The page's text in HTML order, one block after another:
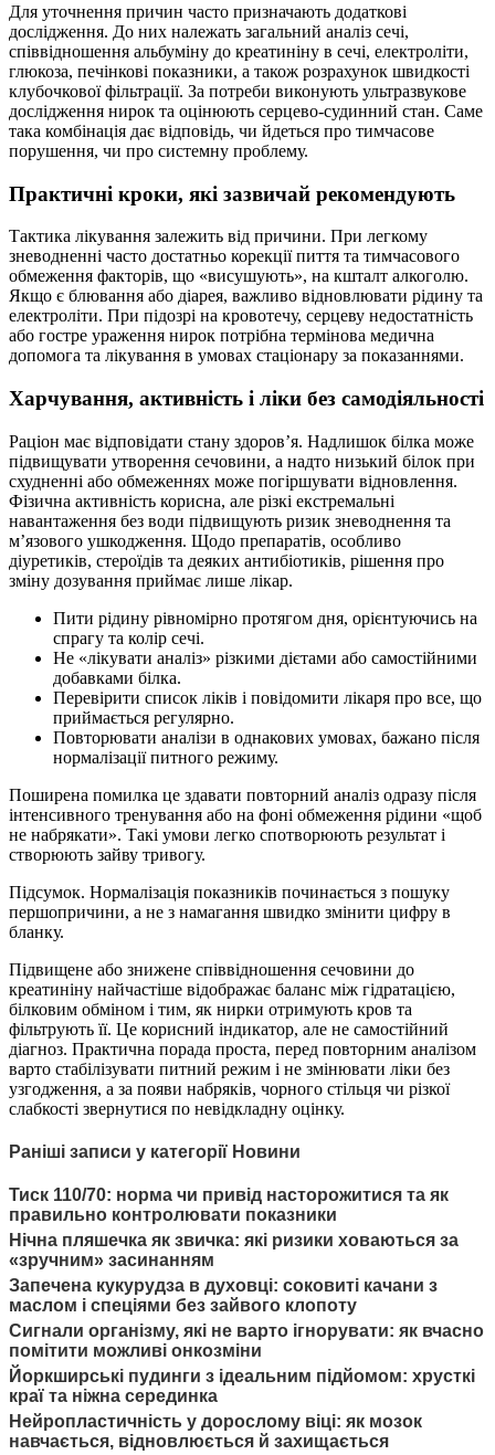
Для уточнення причин часто призначають додаткові
дослідження. До них належать загальний аналіз сечі,
співвідношення альбуміну до креатиніну в сечі, електроліти,
глюкоза, печінкові показники, а також розрахунок швидкості
клубочкової фільтрації. За потреби виконують ультразвукове
дослідження нирок та оцінюють серцево-судинний стан. Саме
така комбінація дає відповідь, чи йдеться про тимчасове
порушення, чи про системну проблему.
Практичні кроки, які зазвичай рекомендують
Тактика лікування залежить від причини. При легкому
зневодненні часто достатньо корекції пиття та тимчасового
обмеження факторів, що «висушують», на кшталт алкоголю.
Якщо є блювання або діарея, важливо відновлювати рідину та
електроліти. При підозрі на кровотечу, серцеву недостатність
або гостре ураження нирок потрібна термінова медична
допомога та лікування в умовах стаціонару за показаннями.
Харчування, активність і ліки без самодіяльності
Раціон має відповідати стану здоров’я. Надлишок білка може
підвищувати утворення сечовини, а надто низький білок при
схудненні або обмеженнях може погіршувати відновлення.
Фізична активність корисна, але різкі екстремальні
навантаження без води підвищують ризик зневоднення та
м’язового ушкодження. Щодо препаратів, особливо
діуретиків, стероїдів та деяких антибіотиків, рішення про
зміну дозування приймає лише лікар.
Пити рідину рівномірно протягом дня, орієнтуючись на
спрагу та колір сечі.
Не «лікувати аналіз» різкими дієтами або самостійними
добавками білка.
Перевірити список ліків і повідомити лікаря про все, що
приймається регулярно.
Повторювати аналізи в однакових умовах, бажано після
нормалізації питного режиму.
Поширена помилка це здавати повторний аналіз одразу після
інтенсивного тренування або на фоні обмеження рідини «щоб
не набрякати». Такі умови легко спотворюють результат і
створюють зайву тривогу.
Підсумок. Нормалізація показників починається з пошуку
першопричини, а не з намагання швидко змінити цифру в
бланку.
Підвищене або знижене співвідношення сечовини до
креатиніну найчастіше відображає баланс між гідратацією,
білковим обміном і тим, як нирки отримують кров та
фільтрують її. Це корисний індикатор, але не самостійний
діагноз. Практична порада проста, перед повторним аналізом
варто стабілізувати питний режим і не змінювати ліки без
узгодження, а за появи набряків, чорного стільця чи різкої
слабкості звернутися по невідкладну оцінку.
Раніші записи у категорії Новини
Тиск 110/70: норма чи привід насторожитися та як
правильно контролювати показники
Нічна пляшечка як звичка: які ризики ховаються за
«зручним» засинанням
Запечена кукурудза в духовці: соковиті качани з
маслом і спеціями без зайвого клопоту
Сигнали організму, які не варто ігнорувати: як вчасно
помітити можливі онкозміни
Йоркширські пудинги з ідеальним підйомом: хрусткі
краї та ніжна серединка
Нейропластичність у дорослому віці: як мозок
навчається, відновлюється й захищається